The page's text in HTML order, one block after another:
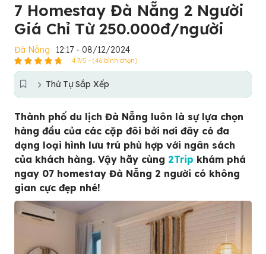
7 Homestay Đà Nẵng 2 Người
Giá Chỉ Từ 250.000đ/người
Đà Nẵng 12:17 - 08/12/2024
4.7/5 - (46 bình chọn)
Thứ Tự Sắp Xếp
Thành phố du lịch Đà Nẵng luôn là sự lựa chọn
hàng đầu của các cặp đôi bởi nơi đây có đa
dạng loại hình lưu trú phù hợp với ngân sách
của khách hàng. Vậy hãy cùng 2Trip khám phá
ngay 07 homestay Đà Nẵng 2 người có không
gian cực đẹp nhé!